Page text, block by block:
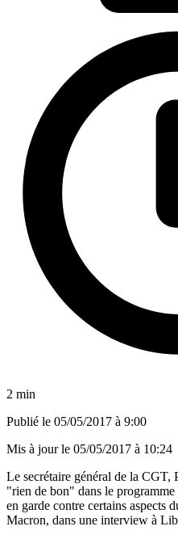
2 min
Publié le 05/05/2017 à 9:00
Mis à jour le 05/05/2017 à 10:24
Le secrétaire général de la
"rien de bon" dans le
en garde contre certains aspects
Macron, dans une interview à